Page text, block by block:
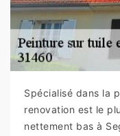
Spécialisé dans la
renovation est le
nettement bas à